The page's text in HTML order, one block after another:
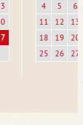
4 5
6
11
12
13
18
19
20
25
26 27